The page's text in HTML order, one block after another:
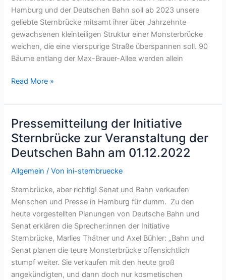
Hamburg und der Deutschen Bahn soll ab 2023 unsere
geliebte Sternbrücke mitsamt ihrer über Jahrzehnte
gewachsenen kleinteiligen Struktur einer Monsterbrücke
weichen, die eine vierspurige Straße überspannen soll. 90
Bäume entlang der Max-Brauer-Allee werden allein
Demorave
10.12.2022
Read More »
Pressemitteilung der Initiative
Sternbrücke zur Veranstaltung der
Deutschen Bahn am 01.12.2022
Allgemein / Von ini-sternbruecke
Sternbrücke, aber richtig! Senat und Bahn verkaufen
Menschen und Presse in Hamburg für dumm. Zu den
heute vorgestellten Planungen von Deutsche Bahn und
Senat erklären die Sprecher:innen der Initiative
Sternbrücke, Marlies Thätner und Axel Bühler: „Bahn und
Senat planen die teure Monsterbrücke offensichtlich
stumpf weiter. Sie verkaufen mit den heute groß
angekündigten, und dann doch nur kosmetischen